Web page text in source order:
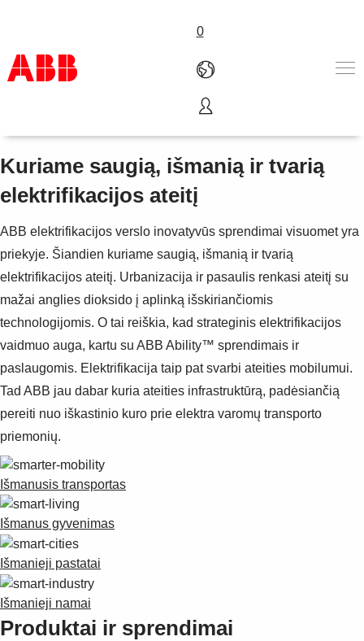
0
Produktai ir sprendimai
Paslaugos
Karjera
Susisiekite
Kuriame saugią, išmanią ir tvarią
elektrifikacijos ateitį
ABB elektrifikacijos verslo inovatyvūs sprendimai visuomet yra
priekyje. Šiandien kuriame saugią, išmanią ir tvarią
elektrifikacijos ateitį. Urbanizacija ir pasaulis renkasi ateitį su
mažai anglies dioksido į aplinką išskiriančiomis
technologijomis. O tai reiškia, kad strateginis elektrifikacijos
vaidmuo auga, kartu su ABB Ability™ sprendimais ir
paslaugomis. Elektrifikacija taip pat svarbi ateities mobilumui.
Tad ABB jau dabar kuria ateities infrastruktūrą, padėsiančią
pereiti nuo iškastinio kuro prie elektra varomų transporto
priemonių.
Išmanusis transportas
Išmanus gyvenimas
Išmanieji pastatai
Išmanieji namai
Produktai ir sprendimai